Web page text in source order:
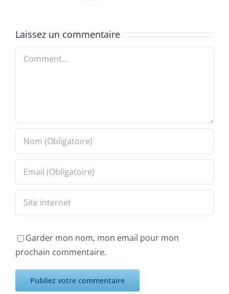
Laissez un commentaire
Comment
Garder mon nom, mon email pour mon
prochain commentaire.